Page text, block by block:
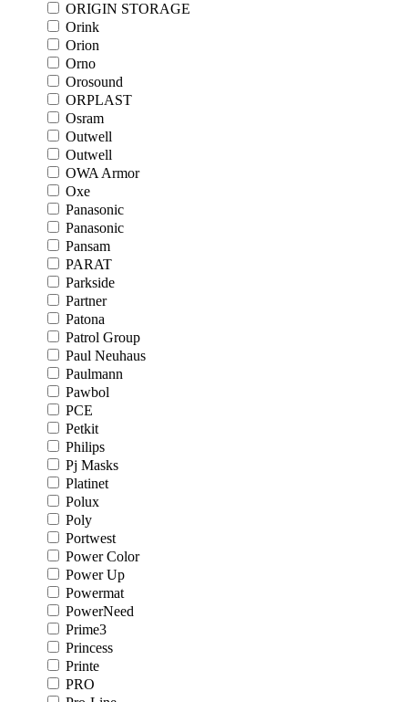
ORIGIN STORAGE
Orink
Orion
Orno
Orosound
ORPLAST
Osram
Outwell
Outwell
OWA Armor
Oxe
Panasonic
Panasonic
Pansam
PARAT
Parkside
Partner
Patona
Patrol Group
Paul Neuhaus
Paulmann
Pawbol
PCE
Petkit
Philips
Pj Masks
Platinet
Polux
Poly
Portwest
Power Color
Power Up
Powermat
PowerNeed
Prime3
Princess
Printe
PRO